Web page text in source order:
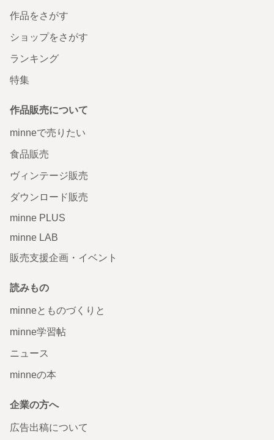
作品をさがす
ショップをさがす
ランキング
特集
作品販売について
minneで売りたい
食品販売
ヴィンテージ販売
ダウンロード販売
minne PLUS
minne LAB
販売支援企画・イベント
読みもの
minneとものづくりと
minne学習帖
ニュース
minneの本
企業の方へ
広告出稿について